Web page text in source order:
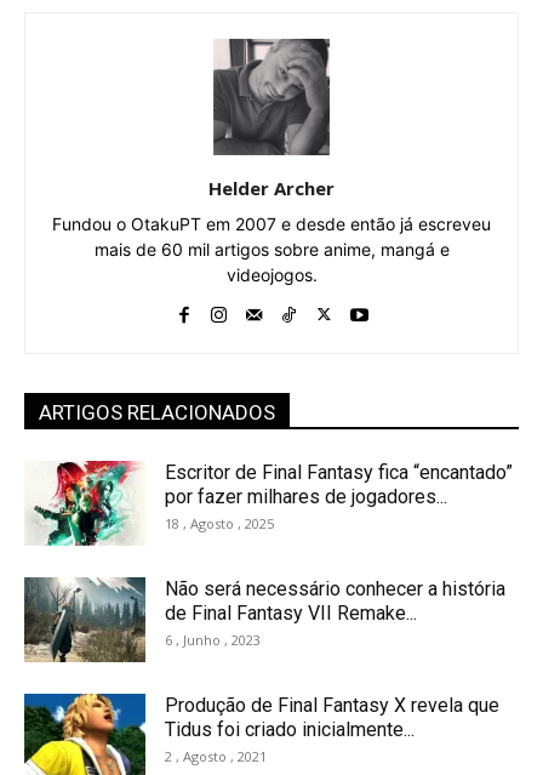
Helder Archer
Fundou o OtakuPT em 2007 e desde então já escreveu
mais de 60 mil artigos sobre anime, mangá e
videojogos.
ARTIGOS RELACIONADOS
Escritor de Final Fantasy fica “encantado”
por fazer milhares de jogadores...
18 , Agosto , 2025
Não será necessário conhecer a história
de Final Fantasy VII Remake...
6 , Junho , 2023
Produção de Final Fantasy X revela que
Tidus foi criado inicialmente...
2 , Agosto , 2021